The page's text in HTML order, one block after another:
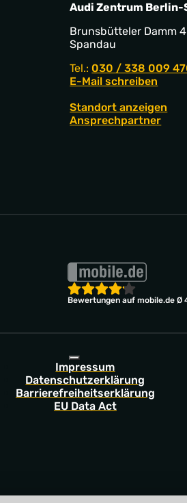
Audi Zentrum Berlin-
Brunsbütteler Damm
Spandau
Tel.: 030 / 338 009
E-Mail schreiben
Standort anzeigen
Ansprechpartner
Bewertungen auf mobile.de Ø
Impressum
Datenschutzerklärung
Barrierefreiheitserklärung
EU Data Act